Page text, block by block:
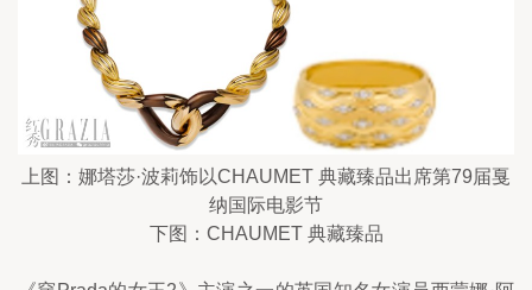
上图：娜塔莎·波莉饰以CHAUMET 典藏臻品出席第79届戛
纳国际电影节
下图：CHAUMET 典藏臻品